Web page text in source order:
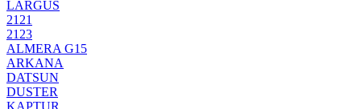
LARGUS
2121
2123
ALMERA G15
ARKANA
DATSUN
DUSTER
KAPTUR